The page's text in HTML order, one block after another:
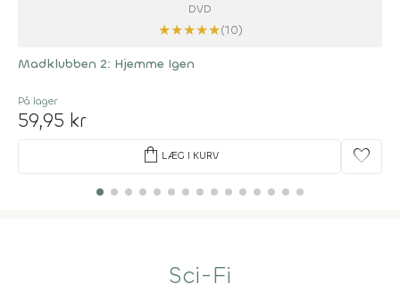
DVD
★★★★★(10)
Madklubben 2: Hjemme Igen
På lager
59,95 kr
shopping_bag LÆG I KURV favorite
Sci-Fi